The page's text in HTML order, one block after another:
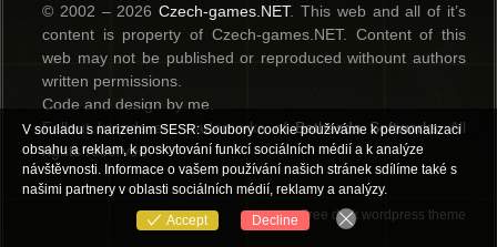
© 2002 – 2026Czech-games.NET. This web and all of it’s
content is property of Czech-games.NET. Content of this
web may not be published or reproduced withount authors
written permissions.
Code and design by me.
Fallout brands are trademerks ofBethesda Softworks. All
rights reserved.
Free dark wordpress theme
V souladu s narizenim SESR: Soubory cookie používáme k personalizaci
obsahu a reklam, k poskytování funkcí sociálních médií a k analýze
návštěvnosti. Informace o vašem používání našich stránek sdílíme také s
našimi partnery v oblasti sociálních médií, reklamy a analýzy.
Accept
Decline